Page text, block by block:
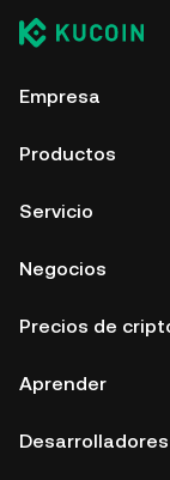
Empresa
Productos
Servicio
Negocios
Precios de
Aprender
Desarrolladores